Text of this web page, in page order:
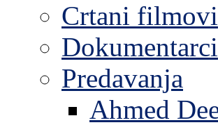
Crtani filmovi
Dokumentarci
Predavanja
Ahmed